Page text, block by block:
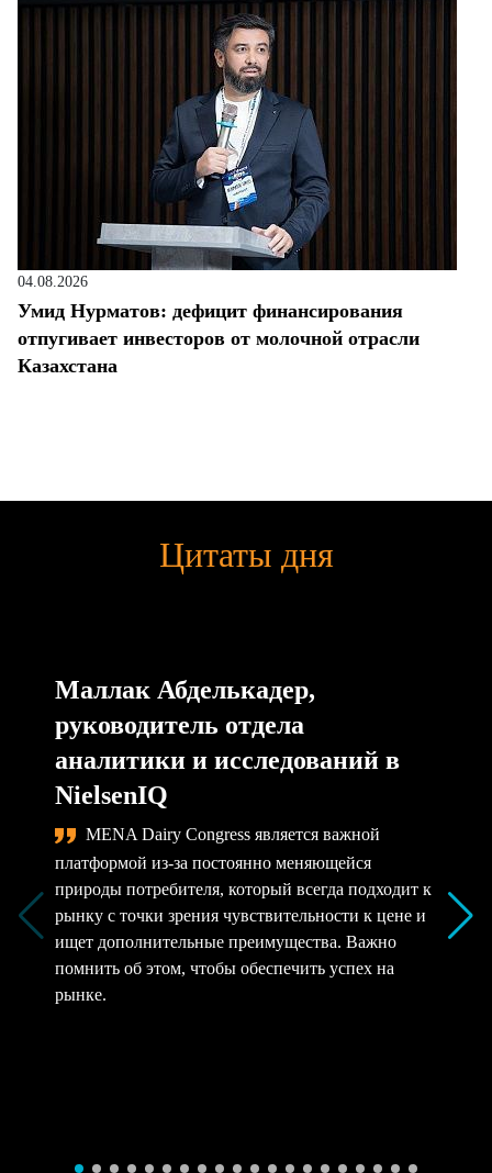
04.08.2026
Умид Нурматов: дефицит финансирования
отпугивает инвесторов от молочной отрасли
Казахстана
Цитаты дня
Маллак Абделькадер,
руководитель отдела
аналитики и исследований в
NielsenIQ
MENA Dairy Congress является важной
платформой из-за постоянно меняющейся
природы потребителя, который всегда подходит к
рынку с точки зрения чувствительности к цене и
ищет дополнительные преимущества. Важно
помнить об этом, чтобы обеспечить успех на
рынке.